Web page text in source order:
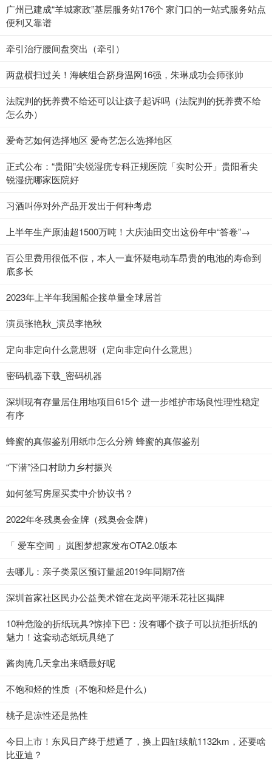
广州已建成“羊城家政”基层服务站176个 家门口的一站式服务站点
便利又靠谱
牵引治疗腰间盘突出（牵引）
两盘横扫过关！海峡组合跻身温网16强，朱琳成功会师张帅
法院判的抚养费不给还可以让孩子起诉吗（法院判的抚养费不给
怎么办）
爱奇艺如何选择地区 爱奇艺怎么选择地区
正式公布：“贵阳”尖锐湿疣专科正规医院「实时公开」贵阳看尖
锐湿疣哪家医院好
​习酒叫停对外产品开发出于何种考虑
上半年生产原油超1500万吨！大庆油田交出这份年中“答卷”→
百公里费用很低不假，本人一直怀疑电动车昂贵的电池的寿命到
底多长
2023年上半年我国船企接单量全球居首
演员张艳秋_演员李艳秋
定向非定向什么意思呀（定向非定向什么意思）
密码机器下载_密码机器
深圳现有存量居住用地项目615个 进一步维护市场良性理性稳定
有序
蜂蜜的真假鉴别用纸巾怎么分辨 蜂蜜的真假鉴别
“下潜”泾口村助力乡村振兴
如何签写房屋买卖中介协议书？
2022年冬残奥会金牌（残奥会金牌）
「 爱车空间 」岚图梦想家发布OTA2.0版本
去哪儿：亲子类景区预订量超2019年同期7倍
深圳首家社区民办公益美术馆在龙岗平湖禾花社区揭牌
10种危险的折纸玩具?惊掉下巴：没有哪个孩子可以抗拒折纸的
魅力！这套动态纸玩具绝了
酱肉腌几天拿出来晒最好呢
不饱和烃的性质（不饱和烃是什么）
桃子是凉性还是热性
今日上市！东风日产终于想通了，换上四缸续航1132km，还要啥
比亚迪？